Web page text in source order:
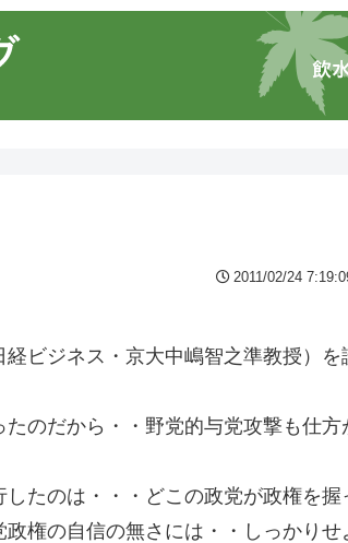
2011/02/24
ビジネス・京大中嶋智之準教授）を
のだから・・野党的与党攻撃も仕方
たのは・・・どこの政党が政権を握
権の自信の無さには・・しっかりせ